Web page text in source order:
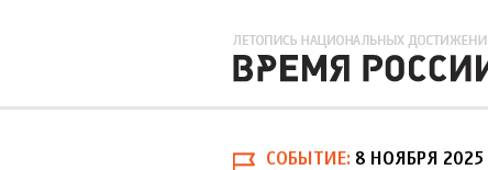
СОБЫТИЕ 8 НОЯБРЯ 2025